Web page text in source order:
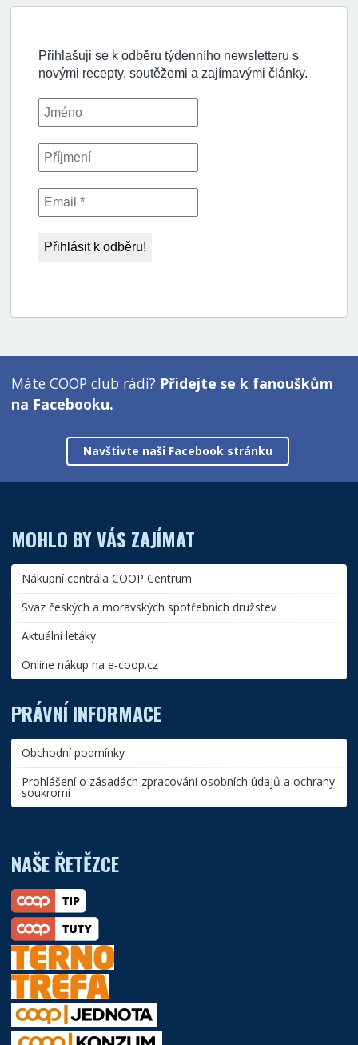
Máte COOP club rádi? Přidejte se k fanouškům
na Facebooku.
Navštivte naši Facebook stránku
MOHLO BY VÁS ZAJÍMAT
Nákupní centrála COOP Centrum
Svaz českých a moravských spotřebních družstev
Aktuální letáky
Online nákup na e-coop.cz
PRÁVNÍ INFORMACE
Obchodní podmínky
Prohlášení o zásadách zpracování osobních údajů a ochrany
soukromí
NAŠE ŘETĚZCE